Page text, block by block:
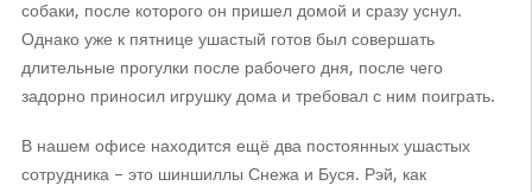
собаки, после которого он пришел домой и сразу уснул.
Однако уже к пятнице ушастый готов был совершать
длительные прогулки после рабочего дня, после чего
задорно приносил игрушку дома и требовал с ним поиграть.
В нашем офисе находится ещё два постоянных ушастых
сотрудника – это шиншиллы Снежа и Буся. Рэй, как